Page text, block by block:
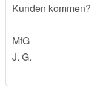
Kunden kommen?
MfG
J. G.